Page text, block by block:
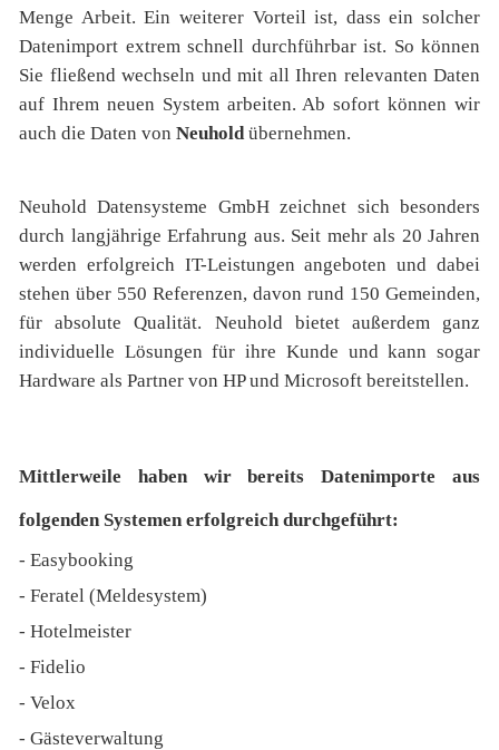
Menge Arbeit. Ein weiterer Vorteil ist, dass ein solcher
Datenimport extrem schnell durchführbar ist. So können
Sie fließend wechseln und mit all Ihren relevanten Daten
auf Ihrem neuen System arbeiten. Ab sofort können wir
auch die Daten von Neuholdübernehmen.
Neuhold Datensysteme GmbH zeichnet sich besonders
durch langjährige Erfahrung aus. Seit mehr als 20 Jahren
werden erfolgreich IT-Leistungen angeboten und dabei
stehen über 550 Referenzen, davon rund 150 Gemeinden,
für absolute Qualität. Neuhold bietet außerdem ganz
individuelle Lösungen für ihre Kunde und kann sogar
Hardware als Partner von HP und Microsoft bereitstellen.
Mittlerweile haben wir bereits Datenimporte aus
folgenden Systemen erfolgreich durchgeführt:
- Easybooking
- Feratel (Meldesystem)
- Hotelmeister
- Fidelio
- Velox
- Gästeverwaltung